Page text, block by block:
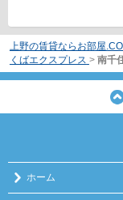
上野の賃貸ならお部屋
くばエクスプレス > 南千
ホーム